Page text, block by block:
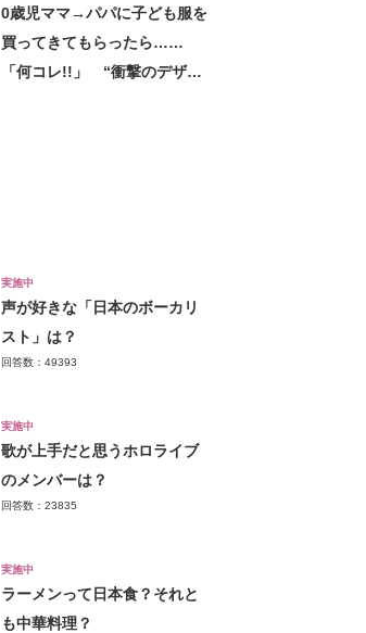
0歳児ママ→パパに子ども服を
買ってきてもらったら……
「何コレ!!」 “衝撃のデザイ
実施中
声が好きな「日本のボーカリ
スト」は？
回答数：49393
実施中
歌が上手だと思うホロライブ
のメンバーは？
回答数：23835
実施中
ラーメンって日本食？それと
も中華料理？